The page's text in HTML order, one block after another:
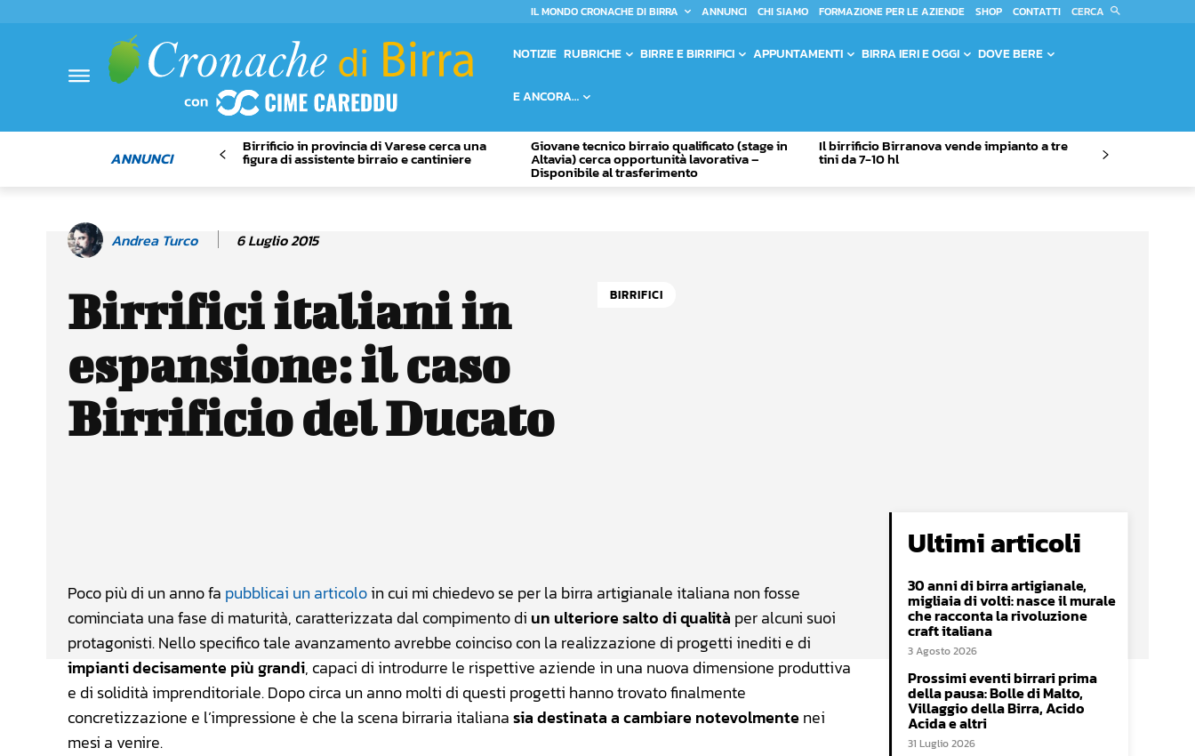
IL MONDO CRONACHE DI BIRRA ANNUNCI CHI SIAMO FORMAZIONE PER LE AZIENDE SHOP CONTATTI CERCA
NOTIZIE RUBRICHE BIRRE E BIRRIFICI APPUNTAMENTI BIRRA IERI E OGGI DOVE BERE
E ANCORA…
ANNUNCI
Birrificio in provincia di Varese cerca una
figura di assistente birraio e cantiniere
Giovane tecnico birraio qualificato (stage in
Altavia) cerca opportunità lavorativa –
Disponibile al trasferimento
Il birrificio Birranova vende impianto a tre
tini da 7-10 hl
Andrea Turco 6 Luglio 2015
Birrifici italiani in
espansione: il caso
Birrificio del Ducato
BIRRIFICI
Poco più di un anno fa pubblicai un articoloin cui mi chiedevo se per la birra artigianale italiana non fosse
cominciata una fase di maturità, caratterizzata dal compimento di un ulteriore salto di qualità per alcuni suoi
protagonisti. Nello specifico tale avanzamento avrebbe coinciso con la realizzazione di progetti inediti e di
impianti decisamente più grandi, capaci di introdurre le rispettive aziende in una nuova dimensione produttiva
e di solidità imprenditoriale. Dopo circa un anno molti di questi progetti hanno trovato finalmente
concretizzazione e l’impressione è che la scena birraria italianasia destinata a cambiare notevolmentenei
mesi a venire.
Ultimi articoli
30 anni di birra artigianale,
migliaia di volti: nasce il murale
che racconta la rivoluzione
craft italiana
3 Agosto 2026
Prossimi eventi birrari prima
della pausa: Bolle di Malto,
Villaggio della Birra, Acido
Acida e altri
31 Luglio 2026